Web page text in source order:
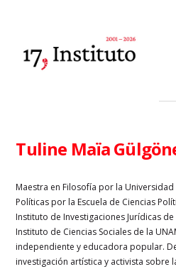
Tuline Maïa
Maestra en Filosofía por la Universidad
Políticas por la Escuela de Ciencias
Instituto de Investigaciones Jurídicas
Instituto de Ciencias Sociales de la
independiente y educadora popular.
investigación artística y activista sobre